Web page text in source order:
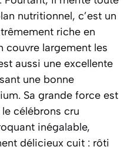
nutritionnel, c’est un
riche en
couvre largement les
aussi une excellente
une bonne
Sa grande force est
célébrons cru
inégalable,
délicieux cuit : rôti